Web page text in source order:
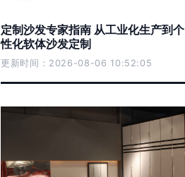
定制沙发专家指南 从工业化生产到个
性化软体沙发定制
更新时间：2026-08-06 10:52:05